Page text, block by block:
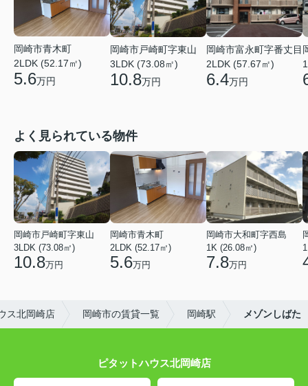
岡崎市青木町
2LDK (52.17㎡)
5.6万円
岡崎市戸崎町字東山
3LDK (73.08㎡)
10.8万円
岡崎市富永町字番丈目
2LDK (57.67㎡)
6.4万円
よく見られている物件
岡崎市戸崎町字東山
3LDK (73.08㎡)
10.8万円
岡崎市青木町
2LDK (52.17㎡)
5.6万円
岡崎市大和町字西島
1K (26.08㎡)
7.8万円
ス北岡崎店 岡崎市の賃貸一覧 岡崎駅 メゾンしばた
ピタットハウス北岡崎店